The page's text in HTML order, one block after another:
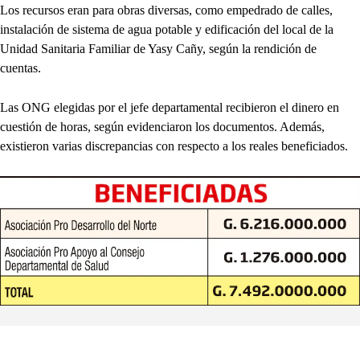
Los recursos eran para obras diversas, como empedrado de calles,
instalación de sistema de agua potable y edificación del local de la
Unidad Sanitaria Familiar de Yasy Cañy, según la rendición de
cuentas.
Las ONG elegidas por el jefe departamental recibieron el dinero en
cuestión de horas, según evidenciaron los documentos. Además,
existieron varias discrepancias con respecto a los reales beneficiados.